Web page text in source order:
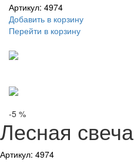
Артикул: 4974
Добавить в корзину
Перейти в корзину
-5 %
Лесная свеча
Артикул: 4974